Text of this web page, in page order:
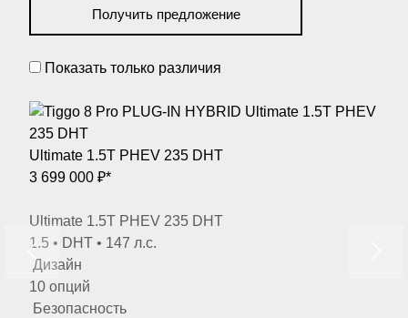
Получить предложение
Показать только различия
Ultimate 1.5T PHEV 235 DHT
3 699 000 ₽*
Ultimate 1.5T PHEV 235 DHT
1.5 • DHT • 147 л.с.
Дизайн
10 опций
Безопасность